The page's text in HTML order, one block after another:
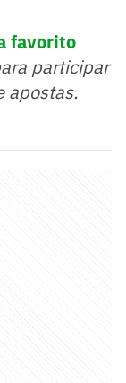
favorito
participar
apostas.